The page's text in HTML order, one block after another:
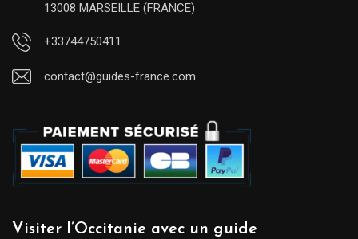
13008 MARSEILLE (FRANCE)
+33744750411
contact@guides-france.com
Visiter l’Occitanie avec un guide